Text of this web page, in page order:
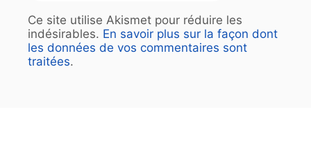
Ce site utilise Akismet pour réduire les
indésirables. En savoir plus sur la façon dont
les données de vos commentaires sont
traitées.